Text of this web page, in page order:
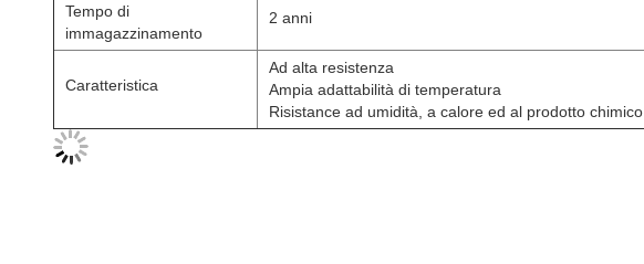
Tempo di
immagazzinamento
2 anni
Caratteristica
Ad alta resistenza
Ampia adattabilità di temperatura
Risistance ad umidità, a calore ed al prodotto chimico